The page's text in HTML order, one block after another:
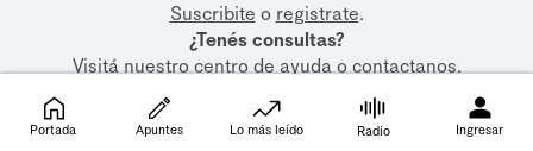
Suscribite o registrate.
¿Tenés consultas?
Visitá nuestrocentro de ayudaocontactanos.
Portada Apuntes Lo más leído Radio Ingresar